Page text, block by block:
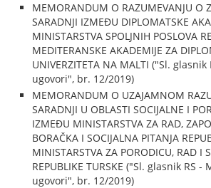
MEMORANDUM O RAZUMEVANJU O
SARADNJI IZMEĐU DIPLOMATSKE
MINISTARSTVA SPOLJNIH POSLOVA
MEDITERANSKE AKADEMIJE ZA
UNIVERZITETA NA MALTI ("Sl.
ugovori", br. 12/2019)
MEMORANDUM O UZAJAMNOM
SARADNJI U OBLASTI SOCIJALNE I
IZMEĐU MINISTARSTVA ZA RAD,
BORAČKA I SOCIJALNA PITANJA
MINISTARSTVA ZA PORODICU, RAD I
REPUBLIKE TURSKE ("Sl. glasnik RS
ugovori", br. 12/2019)